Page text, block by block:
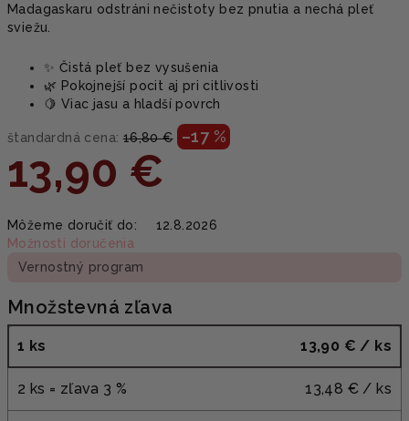
Madagaskaru odstráni nečistoty bez pnutia a nechá pleť
sviežu.
✨ Čistá pleť bez vysušenia
🌿 Pokojnejší pocit aj pri citlivosti
🍋 Viac jasu a hladší povrch
štandardná cena: 16,80 € –17 %
13,90 €
cena:
Môžeme doručiť do:
12.8.2026
Možnosti doručenia
Vernostný program
Množstevná zľava
1 ks 13,90 € / ks
2 ks = zľava 3 % 13,48 € / ks